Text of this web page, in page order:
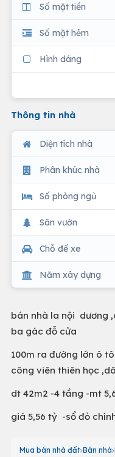
Số mặt tiền
Số mặt hẻm
Hình dáng
Thông tin nhà
Diện tích nhà
Phân khúc nhà
Số phòng ngủ
Sân vườn
Chỗ để xe
Năm xây dựng
bán nhà la nội dương
ba gác đỗ cửa
100m ra đường lớn ô
công viên thiên học
dt 42m2 -4 tầng -mt
giá 5,56 tỷ -sổ đỏ
Mua bán nhà đất Bán nhà